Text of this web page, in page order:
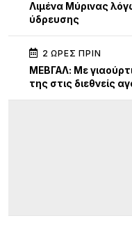
Λιμένα Μύρινας
ύδρευσης
2 ΏΡΕΣ ΠΡΙΝ
ΜΕΒΓΑΛ: Με
της στις διεθνείς